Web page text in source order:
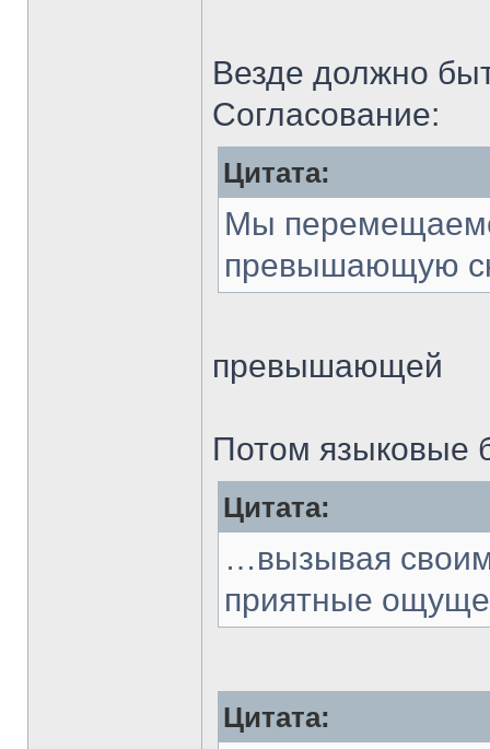
Везде должно
Согласование:
Цитата:
Мы
превышающую
превышающей
Потом языковые
Цитата:
…вызывая
приятные
Цитата: